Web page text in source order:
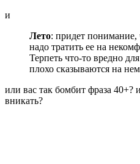
и
Лето: придет понимание,
надо тратить ее на
Терпеть что-то вредно
плохо сказываются на
или вас так бомбит фраза
вникать?